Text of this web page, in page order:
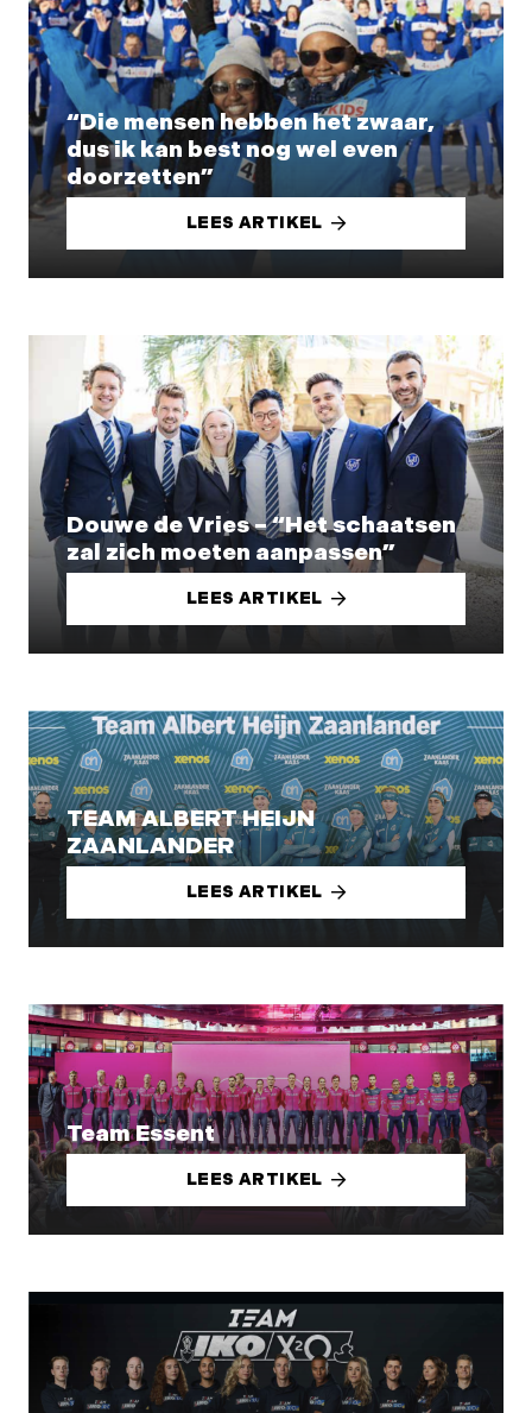
“Die mensen hebben het zwaar,
dus ik kan best nog wel even
doorzetten”
LEES ARTIKEL
Douwe de Vries – “Het schaatsen
zal zich moeten aanpassen”
LEES ARTIKEL
TEAM ALBERT HEIJN
ZAANLANDER
LEES ARTIKEL
Team Essent
LEES ARTIKEL